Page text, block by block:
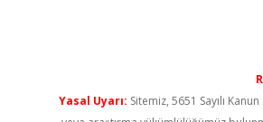
Yasal Uyarı: Sitemiz, 5651 Sayılı